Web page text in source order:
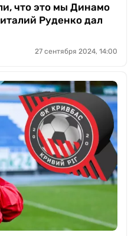
что это мы Динамо
Руденко дал
27 сентября 2024, 14:00